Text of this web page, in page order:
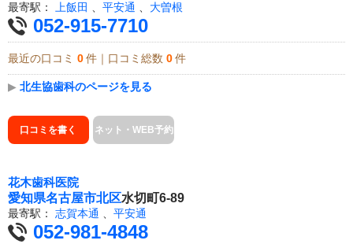
最寄駅： 上飯田 、 平安通 、 大曽根
052-915-7710
最近の口コミ 0 件｜口コミ総数 0 件
▶ 北生協歯科のページを見る
口コミを書く ネット・WEB予約
花木歯科医院
愛知県名古屋市北区水切町6-89
最寄駅： 志賀本通 平安通
052-981-4848